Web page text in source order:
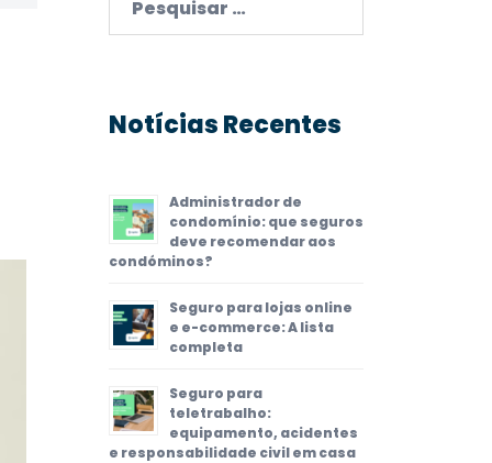
por:
Notícias Recentes
Administrador de
condomínio: que seguros
deve recomendar aos
condóminos?
Seguro para lojas online
e e-commerce: A lista
completa
Seguro para
teletrabalho:
equipamento, acidentes
e responsabilidade civil em casa